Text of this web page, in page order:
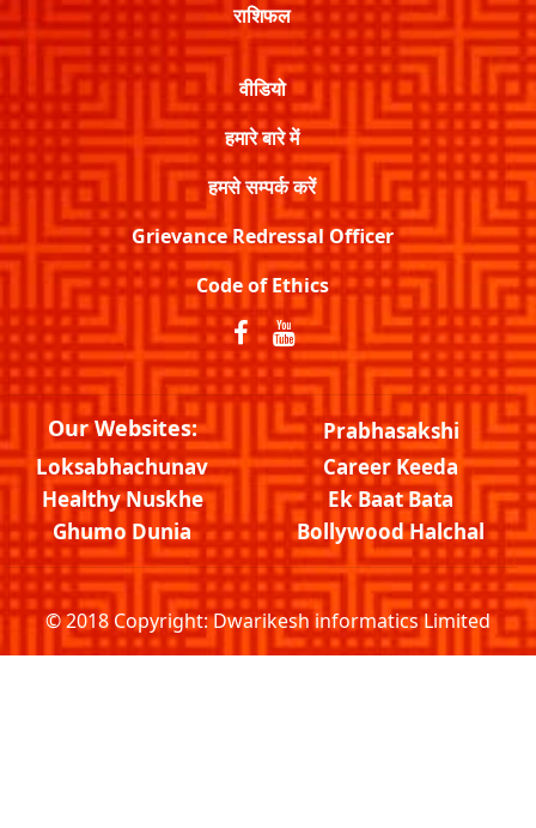
राशिफल
वीडियो
हमारे बारे में
हमसे सम्पर्क करें
Grievance Redressal Officer
Code of Ethics
Our Websites:
Prabhasakshi
Loksabhachunav
Career Keeda
Healthy Nuskhe
Ek Baat Bata
Ghumo Dunia
Bollywood Halchal
© 2018 Copyright:Dwarikesh informatics Limited